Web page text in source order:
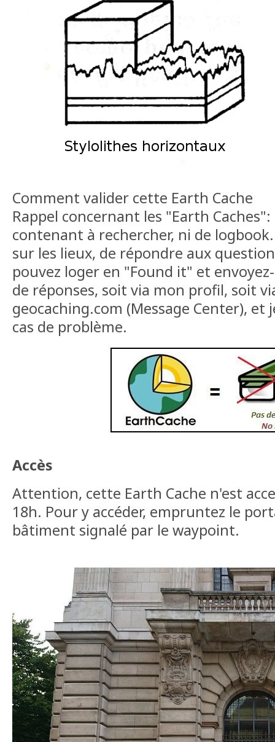
Comment valider cette Earth Cache
Rappel concernant les "Earth
contenant à rechercher, ni de
sur les lieux, de répondre aux
pouvez loger en "Found it" et
de réponses, soit via mon profil, soit
geocaching.com (Message Center), et
cas de problème.
Accès
Attention, cette Earth Cache n'est
18h. Pour y accéder, empruntez le
bâtiment signalé par le waypoint.